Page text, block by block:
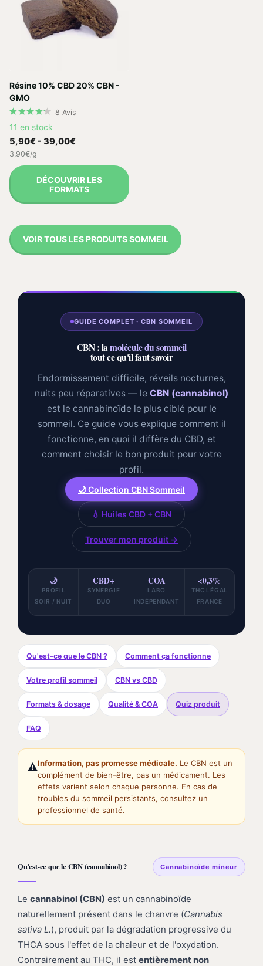
Résine 10% CBD 20% CBN -
GMO
8 Avis
11 en stock
5,90€ - 39,00€
3,90€/g
DÉCOUVRIR LES
FORMATS
VOIR TOUS LES PRODUITS SOMMEIL
GUIDE COMPLET · CBN SOMMEIL
CBN : lamolécule du sommeil
tout ce qu'il faut savoir
Endormissement difficile, réveils nocturnes,
nuits peu réparatives — le CBN (cannabinol)
est le cannabinoïde le plus ciblé pour le
sommeil. Ce guide vous explique comment il
fonctionne, en quoi il diffère du CBD, et
comment choisir le bon produit pour votre
profil.
🌙 Collection CBN Sommeil
💧 Huiles CBD + CBN
Trouver mon produit →
🌙
PROFIL
SOIR / NUIT
CBD+
SYNERGIE
DUO
COA
LABO
INDÉPENDANT
<0,3%
THC LÉGAL
FRANCE
Qu'est-ce que le CBN ? Comment ça fonctionne
Votre profil sommeil CBN vs CBD
Formats & dosage Qualité & COA Quiz produit
FAQ
⚠️Information, pas promesse médicale. Le CBN est un
complément de bien-être, pas un médicament. Les
effets varient selon chaque personne. En cas de
troubles du sommeil persistants, consultez un
professionnel de santé.
Qu'est-ce que le CBN (cannabinol) ? Cannabinoïde mineur
Le cannabinol (CBN) est un cannabinoïde
naturellement présent dans le chanvre (Cannabis
sativa L.), produit par la dégradation progressive du
THCA sous l'effet de la chaleur et de l'oxydation.
Contrairement au THC, il est entièrement non